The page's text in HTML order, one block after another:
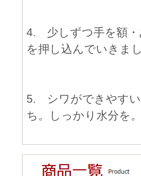
4. 少しずつ手を額・
を押し込んでいきま
5. シワができやすい
ち。しっかり水分を